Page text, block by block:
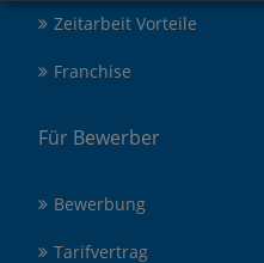
Zeitarbeit Vorteile
Franchise
Für Bewerber
Bewerbung
Tarifvertrag